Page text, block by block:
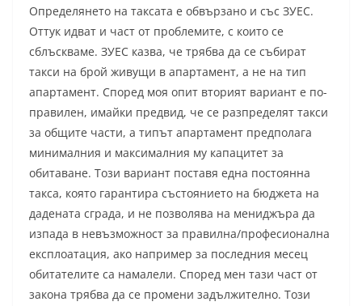
Определянето на таксата е обвързано и със ЗУЕС.
Оттук идват и част от проблемите, с които се
сблъскваме. ЗУЕС казва, че трябва да се събират
такси на брой живущи в апартамент, а не на тип
апартамент. Според моя опит вторият вариант е по-
правилен, имайки предвид, че се разпределят такси
за общите части, а типът апартамент предполага
минималния и максималния му капацитет за
обитаване. Този вариант поставя една постоянна
такса, която гарантира състоянието на бюджета на
дадената сграда, и не позволява на мениджъра да
изпада в невъзможност за правилна/професионална
експлоатация, ако например за последния месец
обитателите са намалели. Според мен тази част от
закона трябва да се промени задължително. Този